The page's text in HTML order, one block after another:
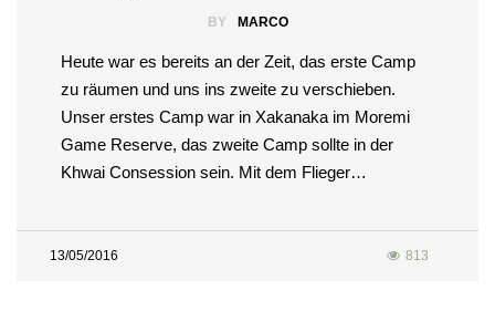
BY MARCO
Heute war es bereits an der Zeit, das erste Camp
zu räumen und uns ins zweite zu verschieben.
Unser erstes Camp war in Xakanaka im Moremi
Game Reserve, das zweite Camp sollte in der
Khwai Consession sein. Mit dem Flieger…
13/05/2016 813